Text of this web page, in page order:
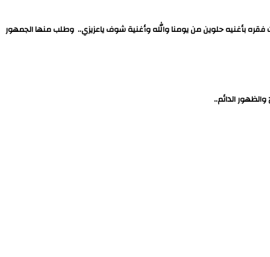
بأغنيه حلوين من يومنا والله وأغنية شوف ياعزيزي.. وطلب منها الجمهور
الدائم..